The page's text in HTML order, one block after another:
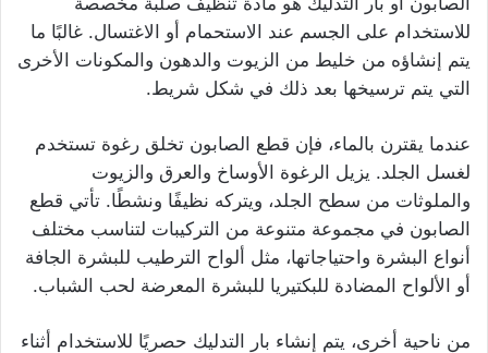
للاستخدام على الجسم عند الاستحمام أو الاغتسال. غالبًا ما
يتم إنشاؤه من خليط من الزيوت والدهون والمكونات الأخرى
التي يتم ترسيخها بعد ذلك في شكل شريط.
عندما يقترن بالماء، فإن قطع الصابون تخلق رغوة تستخدم
لغسل الجلد. يزيل الرغوة الأوساخ والعرق والزيوت
والملوثات من سطح الجلد، ويتركه نظيفًا ونشطًا. تأتي قطع
الصابون في مجموعة متنوعة من التركيبات لتناسب مختلف
أنواع البشرة واحتياجاتها، مثل ألواح الترطيب للبشرة الجافة
أو الألواح المضادة للبكتيريا للبشرة المعرضة لحب الشباب.
من ناحية أخرى، يتم إنشاء بار التدليك حصريًا للاستخدام أثناء